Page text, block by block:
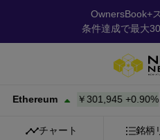
OwnersBook+
条件達成で最大
￥301,945+ 0.90%
チャート 銘柄